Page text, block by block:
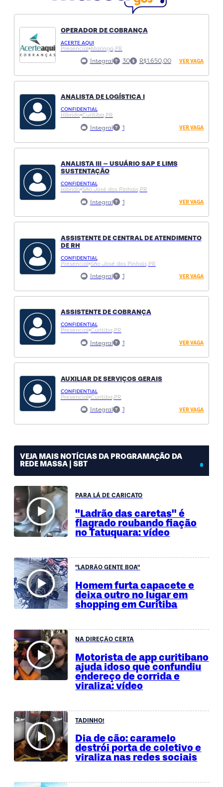
OPERADOR DE COBRANÇA
ACERTE AQUI
Presencial Maringá,PR
Integral 30 R$1.650,00 VER VAGA
ANALISTA DE LOGÍSTICA I
CONFIDENTIAL
Hibrido Curitiba,PR
Integral 1 VER VAGA
ANALISTA III – USUÁRIO SAP E LIMS
SUSTENTAÇÃO
CONFIDENTIAL
Hibrido São José dos Pinhais,PR
Integral 1 VER VAGA
ASSISTENTE DE CENTRAL DE ATENDIMENTO
DE RH
CONFIDENTIAL
Presencial São José dos Pinhais,PR
Integral 1 VER VAGA
ASSISTENTE DE COBRANÇA
CONFIDENTIAL
Presencial Curitiba,PR
Integral 1 VER VAGA
AUXILIAR DE SERVIÇOS GERAIS
CONFIDENTIAL
Presencial Curitiba,PR
Integral 1 VER VAGA
VEJA MAIS NOTÍCIAS DA PROGRAMAÇÃO DA
REDE MASSA | SBT
PARA LÁ DE CARICATO
"Ladrão das caretas" é
flagrado roubando fiação
no Tatuquara: vídeo
"LADRÃO GENTE BOA"
Homem furta capacete e
deixa outro no lugar em
shopping em Curitiba
NA DIREÇÃO CERTA
Motorista de app curitibano
ajuda idoso que confundiu
endereço de corrida e
viraliza: vídeo
TADINHO!
Dia de cão: caramelo
destrói porta de coletivo e
viraliza nas redes sociais